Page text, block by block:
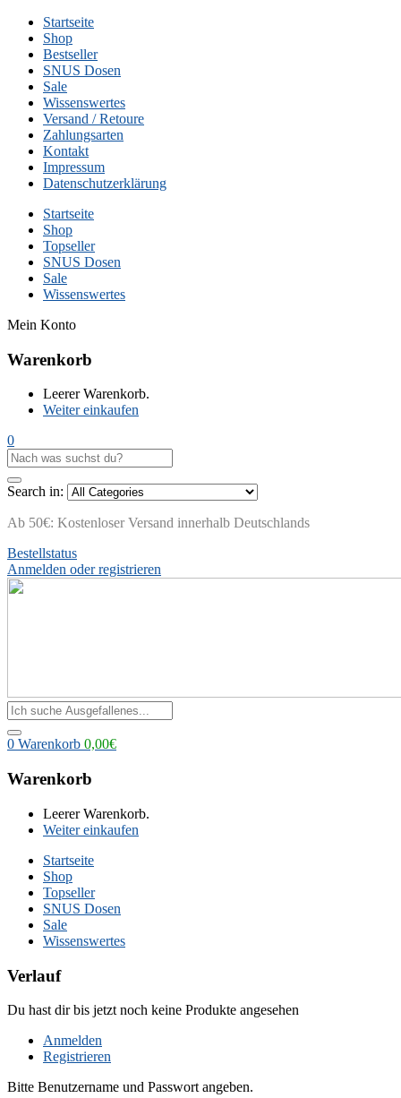
Startseite
Shop
Bestseller
SNUS Dosen
Sale
Wissenswertes
Versand / Retoure
Zahlungsarten
Kontakt
Impressum
Datenschutzerklärung
Startseite
Shop
Topseller
SNUS Dosen
Sale
Wissenswertes
Mein Konto
Warenkorb
Leerer Warenkorb.
Weiter einkaufen
0
Search in:
Ab 50€: Kostenloser Versand innerhalb Deutschlands
Bestellstatus
Anmelden oder registrieren
0 Warenkorb 0,00€
Warenkorb
Leerer Warenkorb.
Weiter einkaufen
Startseite
Shop
Topseller
SNUS Dosen
Sale
Wissenswertes
Verlauf
Du hast dir bis jetzt noch keine Produkte angesehen
Anmelden
Registrieren
Bitte Benutzername und Passwort angeben.